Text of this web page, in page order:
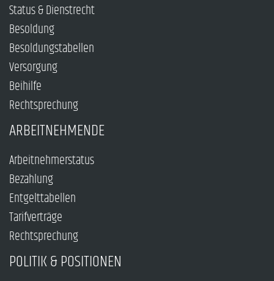
Status & Dienstrecht
Besoldung
Besoldungstabellen
Versorgung
Beihilfe
Rechtsprechung
ARBEITNEHMENDE
Arbeitnehmerstatus
Bezahlung
Entgelttabellen
Tarifverträge
Rechtsprechung
POLITIK & POSITIONEN